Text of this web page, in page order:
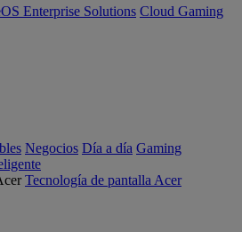
Enterprise Solutions Cloud Gaming
Negocios Día a día Gaming
Tecnología de pantalla Acer